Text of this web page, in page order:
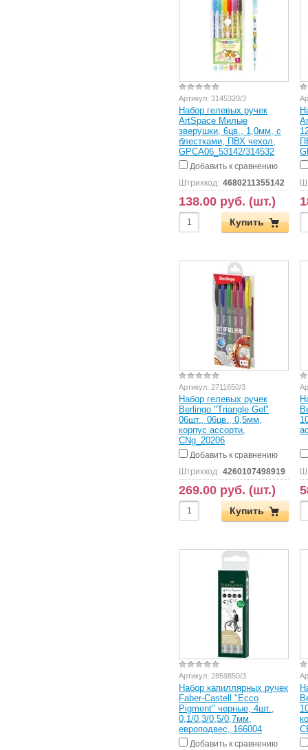
Артикул: 3145320/3
Набор гелевых ручек
ArtSpace Милые
зверушки, 6цв., 1,0мм, с
блестками, ПВХ чехол,
GPCA06_53142/314532
Добавить к сравнению
Штрихкод: 4680211355142
138.00 руб. (шт.)
Купить
Артикул: 2711650/3
Набор гелевых ручек
Berlingo "Triangle Gel"
06шт., 06цв., 0,5мм,
корпус ассорти,
CNg_20206
Добавить к сравнению
Штрихкод: 4260107498919
269.00 руб. (шт.)
Купить
Артикул: 2859850/3
Набор капиллярных ручек
Faber-Castell "Ecco
Pigment" черные, 4шт.,
0,1/0,3/0,5/0,7мм,
европодвес, 166004
Добавить к сравнению